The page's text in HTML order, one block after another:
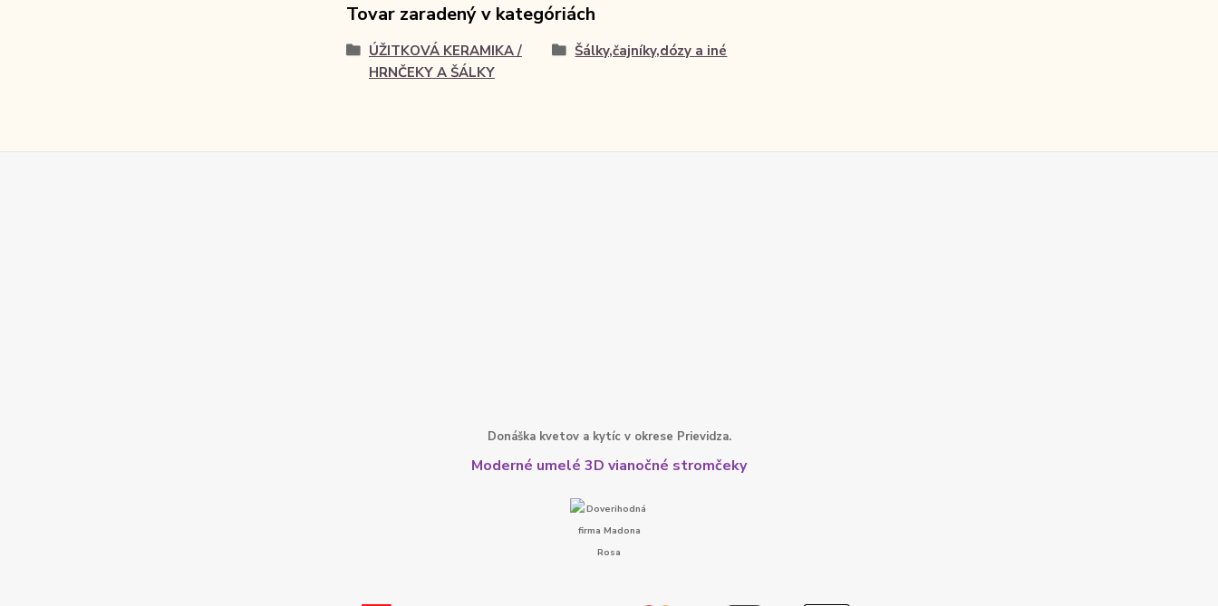
Tovar zaradený v kategóriách
ÚŽITKOVÁ KERAMIKA /
HRNČEKY A ŠÁLKY
Šálky,čajníky,dózy a iné
Donáška kvetov a kytíc v okrese Prievidza.
Moderné umelé 3D vianočné stromčeky